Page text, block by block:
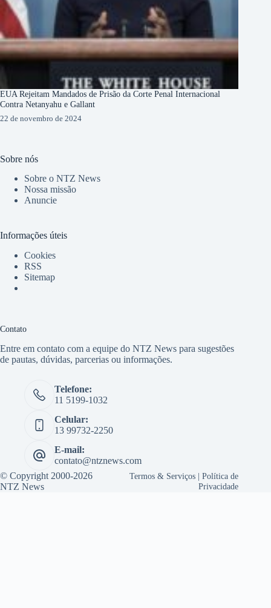
EUA Rejeitam Mandados de Prisão da Corte Penal Internacional
Contra Netanyahu e Gallant
22 de novembro de 2024
Sobre nós
Sobre o NTZ News
Nossa missão
Anuncie
Informações úteis
Cookies
RSS
Sitemap
Contato
Entre em contato com a equipe do NTZ News para sugestões
de pautas, dúvidas, parcerias ou informações.
Telefone:
11 5199-1032
Celular:
13 99732-2250
E-mail:
contato@ntznews.com
© Copyright 2000-2026
NTZ News
Termos & Serviços |Política de
Privacidade